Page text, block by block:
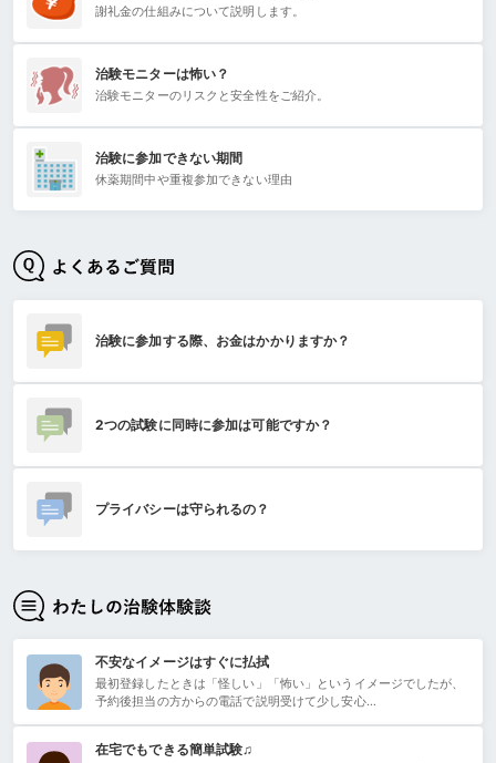
謝礼金の仕組みについて説明します。
治験モニターは怖い？
治験モニターのリスクと安全性をご紹介。
治験に参加できない期間
休薬期間中や重複参加できない理由
治験に参加する際、お金はかかりますか？
2つの試験に同時に参加は可能ですか？
プライバシーは守られるの？
不安なイメージはすぐに払拭
最初登録したときは「怪しい」「怖い」というイメージでしたが、
予約後担当の方からの電話で説明受けて少し安心…
在宅でもできる簡単試験♫